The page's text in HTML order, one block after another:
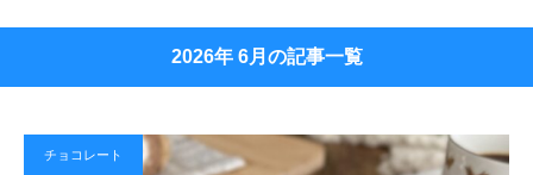
2026年 6月の記事一覧
チョコレート